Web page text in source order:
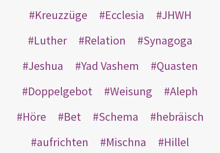
Kreuzzüge
Ecclesia
JHWH
Luther
Relation
Synagoga
Jeshua
Yad Vashem
Quasten
Doppelgebot
Weisung
Aleph
Höre
Bet Schema
hebräisch
aufrichten
Mischna Hillel